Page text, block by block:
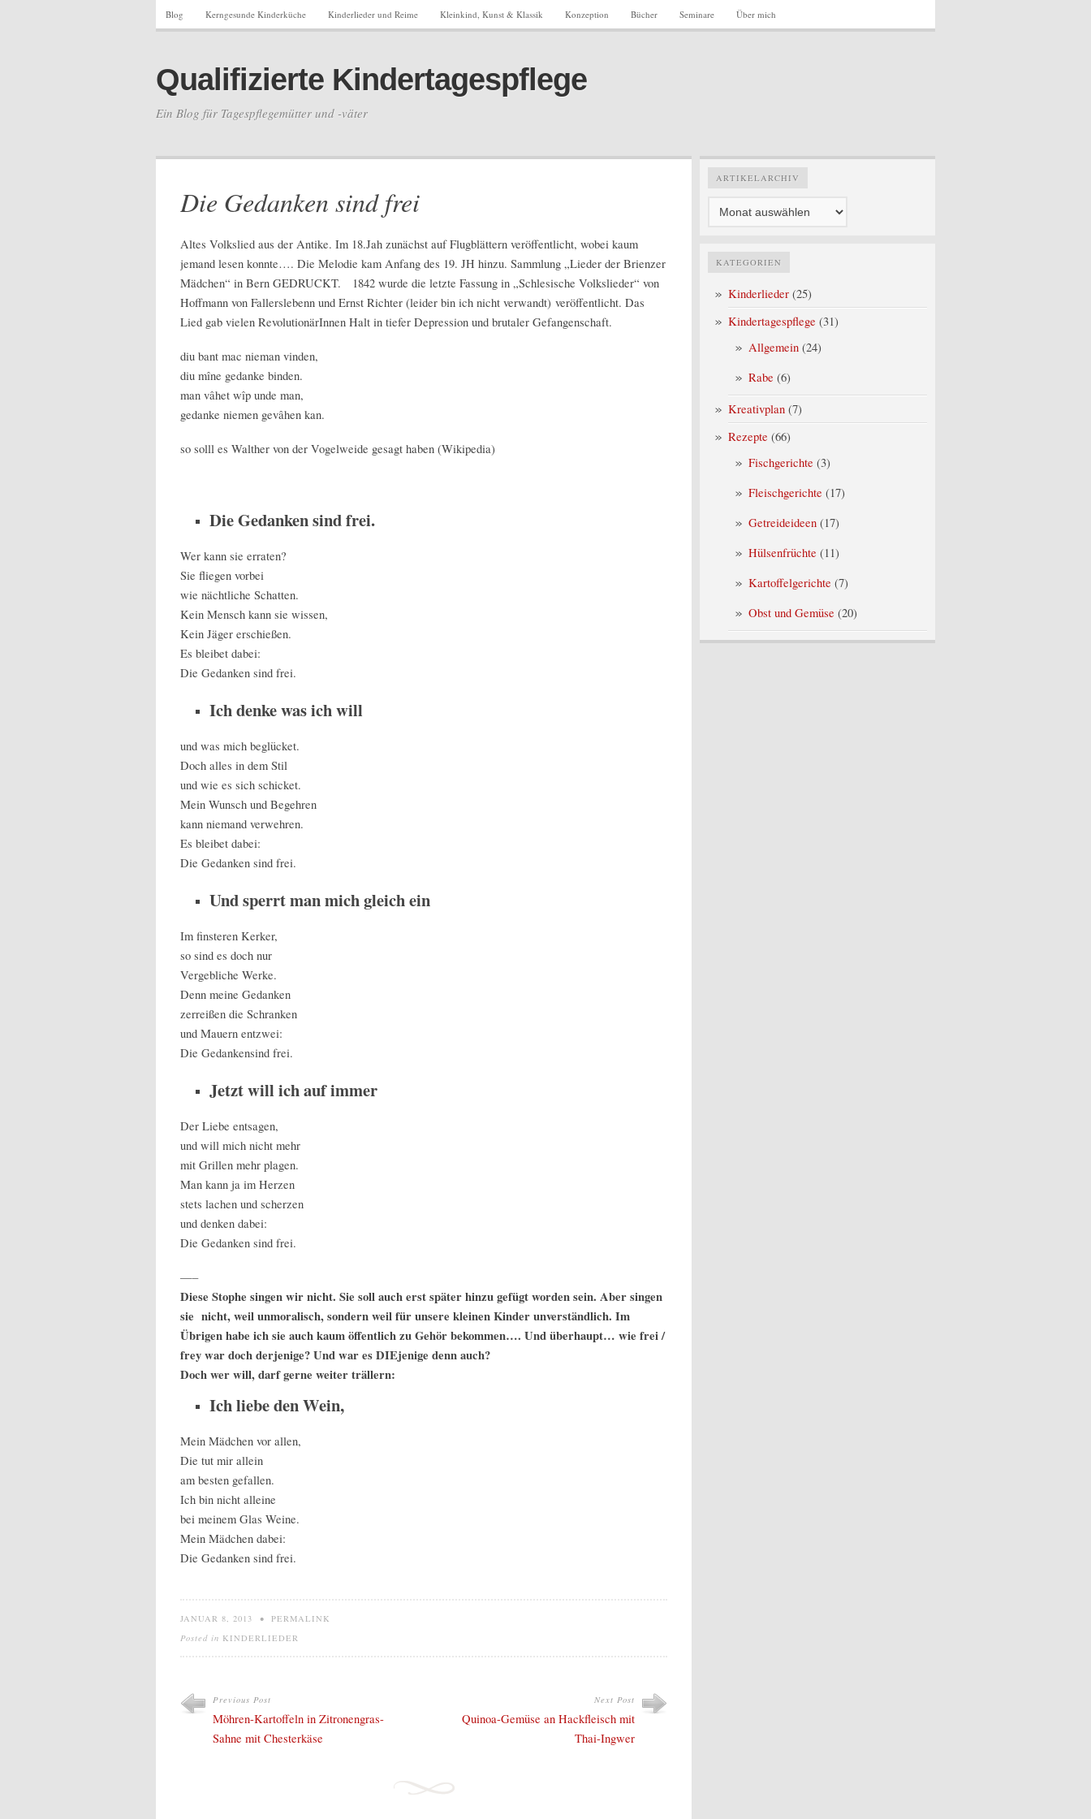
Blog Kerngesunde Kinderküche Kinderlieder und Reime Kleinkind, Kunst & Klassik Konzeption Bücher Seminare Über mich
Qualifizierte Kindertagespflege
Ein Blog für Tagespflegemütter und -väter
Die Gedanken sind frei
Altes Volkslied aus der Antike. Im 18.Jah zunächst auf Flugblättern veröffentlicht, wobei kaum
jemand lesen konnte…. Die Melodie kam Anfang des 19. JH hinzu. Sammlung „Lieder der Brienzer
Mädchen“ in Bern GEDRUCKT. 1842 wurde die letzte Fassung in „Schlesische Volkslieder“ von
Hoffmann von Fallerslebenn und Ernst Richter (leider bin ich nicht verwandt) veröffentlicht. Das
Lied gab vielen RevolutionärInnen Halt in tiefer Depression und brutaler Gefangenschaft.
diu bant mac nieman vinden,
diu mîne gedanke binden.
man vâhet wîp unde man,
gedanke niemen gevâhen kan.
so solll es Walther von der Vogelweide gesagt haben (Wikipedia)
Die Gedanken sind frei.
Wer kann sie erraten?
Sie fliegen vorbei
wie nächtliche Schatten.
Kein Mensch kann sie wissen,
Kein Jäger erschießen.
Es bleibet dabei:
Die Gedanken sind frei.
Ich denke was ich will
und was mich beglücket.
Doch alles in dem Stil
und wie es sich schicket.
Mein Wunsch und Begehren
kann niemand verwehren.
Es bleibet dabei:
Die Gedanken sind frei.
Und sperrt man mich gleich ein
Im finsteren Kerker,
so sind es doch nur
Vergebliche Werke.
Denn meine Gedanken
zerreißen die Schranken
und Mauern entzwei:
Die Gedankensind frei.
Jetzt will ich auf immer
Der Liebe entsagen,
und will mich nicht mehr
mit Grillen mehr plagen.
Man kann ja im Herzen
stets lachen und scherzen
und denken dabei:
Die Gedanken sind frei.
—–
Diese Stophe singen wir nicht. Sie soll auch erst später hinzu gefügt worden sein. Aber singen
sie nicht, weil unmoralisch, sondern weil für unsere kleinen Kinder unverständlich. Im
Übrigen habe ich sie auch kaum öffentlich zu Gehör bekommen…. Und überhaupt… wie frei /
frey war doch derjenige? Und war es DIEjenige denn auch?
Doch wer will, darf gerne weiter trällern:
Ich liebe den Wein,
Mein Mädchen vor allen,
Die tut mir allein
am besten gefallen.
Ich bin nicht alleine
bei meinem Glas Weine.
Mein Mädchen dabei:
Die Gedanken sind frei.
JANUAR 8, 2013 • PERMALINK
Posted in KINDERLIEDER
Previous Post
Möhren-Kartoffeln in Zitronengras-
Sahne mit Chesterkäse
Next Post
Quinoa-Gemüse an Hackfleisch mit
Thai-Ingwer
ARTIKELARCHIV
KATEGORIEN
Kinderlieder (25)
Kindertagespflege (31)
Allgemein (24)
Rabe (6)
Kreativplan (7)
Rezepte (66)
Fischgerichte (3)
Fleischgerichte (17)
Getreideideen (17)
Hülsenfrüchte (11)
Kartoffelgerichte (7)
Obst und Gemüse (20)